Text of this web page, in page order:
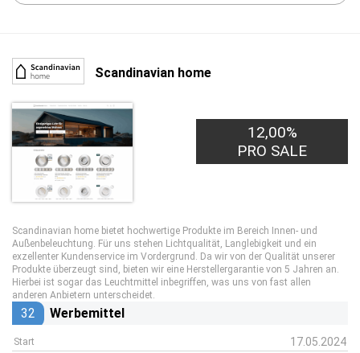
Scandinavian home
12,00%
PRO SALE
Scandinavian home bietet hochwertige Produkte im Bereich Innen- und
Außenbeleuchtung. Für uns stehen Lichtqualität, Langlebigkeit und ein
exzellenter Kundenservice im Vordergrund. Da wir von der Qualität unserer
Produkte überzeugt sind, bieten wir eine Herstellergarantie von 5 Jahren an.
Hierbei ist sogar das Leuchtmittel inbegriffen, was uns von fast allen
anderen Anbietern unterscheidet.
32 Werbemittel
Start 17.05.2024